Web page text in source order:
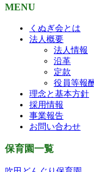
MENU
くぬぎ会とは
法人概要
法人情報
沿革
定款
役員等報
理念と基本方針
採用情報
事業報告
お問い合わせ
保育園一覧